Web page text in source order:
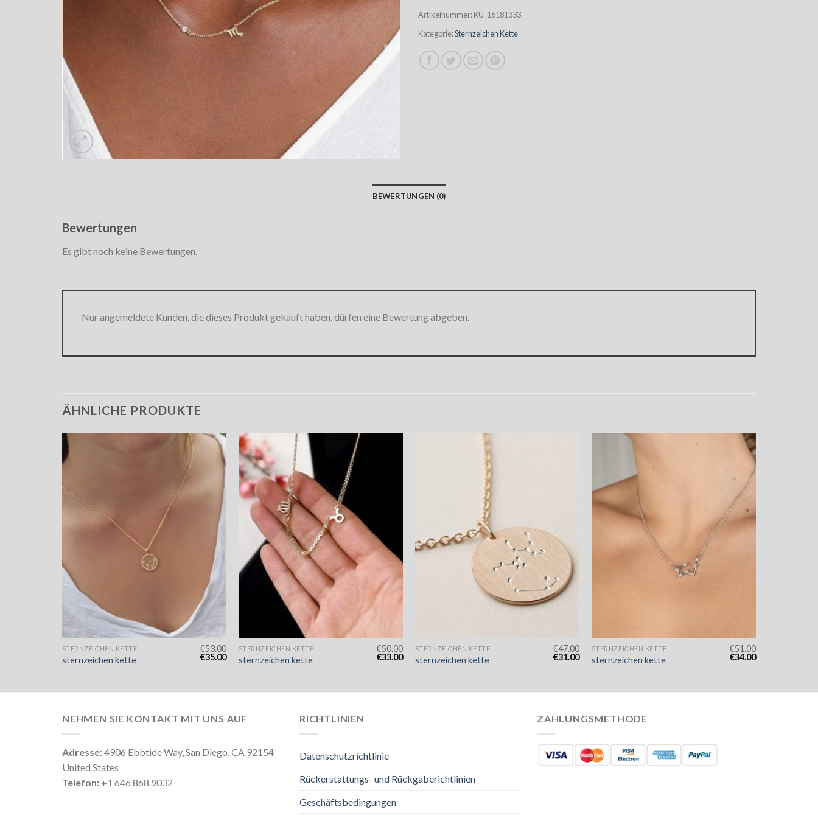
Artikelnummer:KU-16181333
Kategorie:Sternzeichen Kette
BEWERTUNGEN (0)
Bewertungen
Es gibt noch keine Bewertungen.
Nur angemeldete Kunden, die dieses Produkt gekauft haben, dürfen eine Bewertung abgeben.
ÄHNLICHE PRODUKTE
STERNZEICHEN KETTE
sternzeichen kette
€53.00
€35.00
STERNZEICHEN KETTE
sternzeichen kette
€50.00
€33.00
STERNZEICHEN KETTE
sternzeichen kette
€47.00
€31.00
STERNZEICHEN KETTE
sternzeichen kette
€51.00
€34.00
NEHMEN SIE KONTAKT MIT UNS AUF
Adresse:4906 Ebbtide Way, San Diego, CA 92154
United States
Telefon: +1 646 868 9032
RICHTLINIEN
Datenschutzrichtlinie
Rückerstattungs- und Rückgaberichtlinien
Geschäftsbedingungen
ZAHLUNGSMETHODE